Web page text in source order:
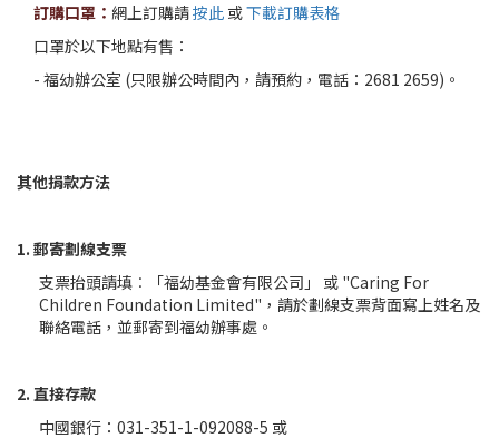
訂購口罩： 網上訂購請按此 或下載訂購表格
口罩於以下地點有售：
- 福幼辦公室 (只限辦公時間內，請預約，電話：2681 2659)。
其他捐款方法
1. 郵寄劃線支票
支票抬頭請填︰「福幼基金會有限公司」 或 "Caring For
Children Foundation Limited"，請於劃線支票背面寫上姓名及
聯絡電話，並郵寄到福幼辦事處。
2. 直接存款
中國銀行：031-351-1-092088-5 或